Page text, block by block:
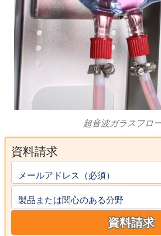
超音波ガラスフロ
資料請求
メールアドレス（必須）
製品または関心のある分野
資料請求